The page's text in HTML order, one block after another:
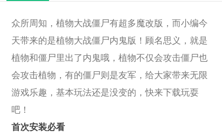
众所周知，植物大战僵尸有超多魔改版，而小编今
天带来的是植物大战僵尸内鬼版！顾名思义，就是
植物和僵尸里出了内鬼哦，植物不仅会攻击僵尸也
会攻击植物，有的僵尸则是友军，给大家带来无限
游戏乐趣，基本玩法还是没变的，快来下载玩耍
吧！
首次安装必看